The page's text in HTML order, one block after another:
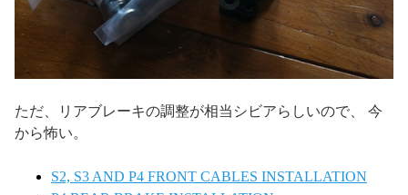
ただ、リアブレーキの調整が相当シビアらしいので、 今
から怖い。
S2, S3 AND P4 FRONT CABLES INSTALLATION